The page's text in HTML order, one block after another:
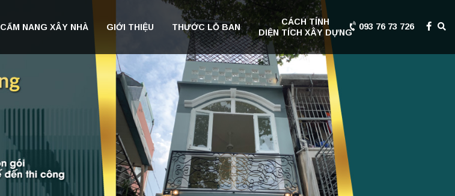
CẨM NANG XÂY NHÀ GIỚI THIỆU THƯỚC LỖ BAN
CÁCH TÍNH
DIỆN TÍCH XÂY DỰNG
093 76 73 726